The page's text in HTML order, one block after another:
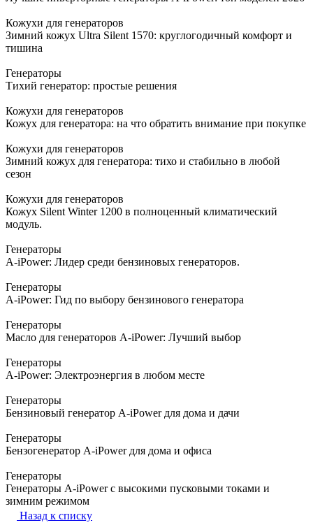
Кожухи для генераторов
Зимний кожух Ultra Silent 1570: круглогодичный комфорт и
тишина
Генераторы
Тихий генератор: простые решения
Кожухи для генераторов
Кожух для генератора: на что обратить внимание при покупке
Кожухи для генераторов
Зимний кожух для генератора: тихо и стабильно в любой
сезон
Кожухи для генераторов
Кожух Silent Winter 1200 в полноценный климатический
модуль.
Генераторы
A-iPower: Лидер среди бензиновых генераторов.
Генераторы
A-iPower: Гид по выбору бензинового генератора
Генераторы
Масло для генераторов A-iPower: Лучший выбор
Генераторы
A-iPower: Электроэнергия в любом месте
Генераторы
Бензиновый генератор A-iPower для дома и дачи
Генераторы
Бензогенератор A-iPower для дома и офиса
Генераторы
Генераторы A-iPower с высокими пусковыми токами и
зимним режимом
Назад к списку